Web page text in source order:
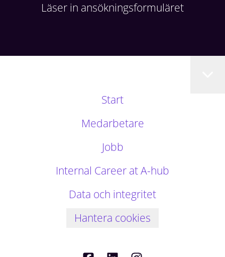
Läser in ansökningsformuläret
Start
Medarbetare
Jobb
Internal Career at A-hub
Data och integritet
Hantera cookies